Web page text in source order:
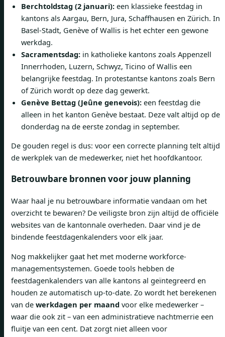
Berchtoldstag (2 januari): een klassieke feestdag in
kantons als Aargau, Bern, Jura, Schaffhausen en Zürich. In
Basel-Stadt, Genève of Wallis is het echter een gewone
werkdag.
Sacramentsdag: in katholieke kantons zoals Appenzell
Innerrhoden, Luzern, Schwyz, Ticino of Wallis een
belangrijke feestdag. In protestantse kantons zoals Bern
of Zürich wordt op deze dag gewerkt.
Genève Bettag (Jeûne genevois): een feestdag die
alleen in het kanton Genève bestaat. Deze valt altijd op de
donderdag na de eerste zondag in september.
De gouden regel is dus: voor een correcte planning telt altijd
de werkplek van de medewerker, niet het hoofdkantoor.
Betrouwbare bronnen voor jouw planning
Waar haal je nu betrouwbare informatie vandaan om het
overzicht te bewaren? De veiligste bron zijn altijd de officiële
websites van de kantonnale overheden. Daar vind je de
bindende feestdagenkalenders voor elk jaar.
Nog makkelijker gaat het met moderne workforce-
managementsystemen. Goede tools hebben de
feestdagenkalenders van alle kantons al geïntegreerd en
houden ze automatisch up-to-date. Zo wordt het berekenen
van de werkdagen per maand voor elke medewerker –
waar die ook zit – van een administratieve nachtmerrie een
fluitje van een cent. Dat zorgt niet alleen voor